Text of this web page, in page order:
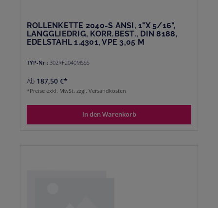
ROLLENKETTE 2040-S ANSI, 1"X 5/16",
LANGGLIEDRIG, KORR.BEST., DIN 8188,
EDELSTAHL 1.4301, VPE 3,05 M
TYP-Nr.: 302RF2040MSSS
Ab 187,50 €*
*Preise exkl. MwSt. zzgl. Versandkosten
In den Warenkorb